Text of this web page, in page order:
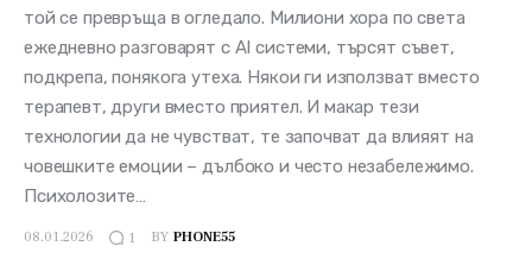
той се превръща в огледало. Милиони хора по света
ежедневно разговарят с AI системи, търсят съвет,
подкрепа, понякога утеха. Някои ги използват вместо
терапевт, други вместо приятел. И макар тези
технологии да не чувстват, те започват да влияят на
човешките емоции – дълбоко и често незабележимо.
Психолозите…
08.01.2026 1 BY PHONE55